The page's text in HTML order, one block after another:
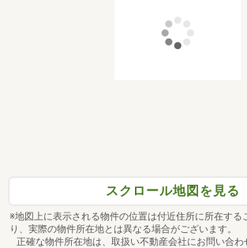
スクロール地図を見る
※地図上に表示される物件の位置は付近住所に所在する
り、実際の物件所在地とは異なる場合がございます。
正確な物件所在地は、取扱い不動産会社にお問い合わ